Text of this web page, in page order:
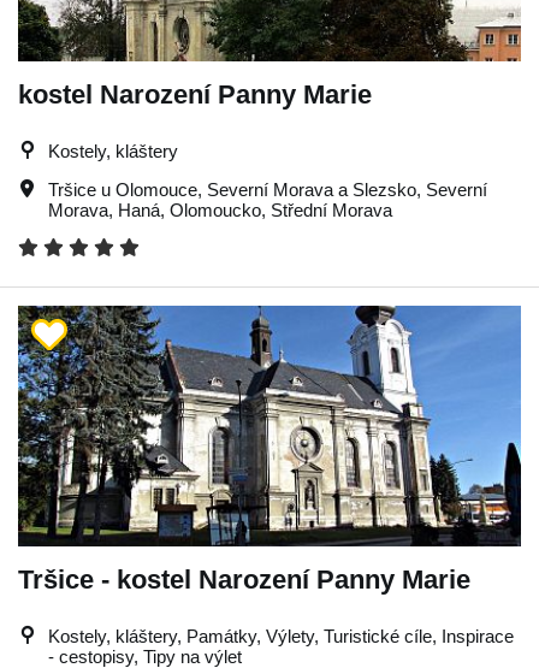
kostel Narození Panny Marie
Kostely, kláštery
Tršice u Olomouce, Severní Morava a Slezsko, Severní
Morava, Haná, Olomoucko, Střední Morava
Tršice - kostel Narození Panny Marie
Kostely, kláštery, Památky, Výlety, Turistické cíle, Inspirace
- cestopisy, Tipy na výlet